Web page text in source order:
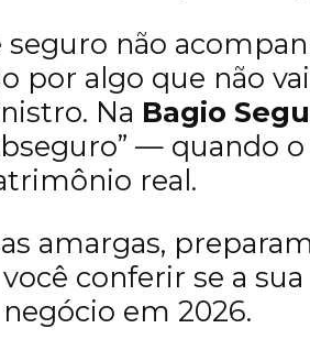
seguro não
por algo que não
Na Bagio
— quando
real.
amargas,
conferir se a
em 2026.